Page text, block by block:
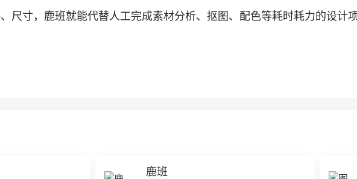
尺寸，鹿班就能代替人工完成素材分析、抠图、配色等耗时耗力的设计
鹿班